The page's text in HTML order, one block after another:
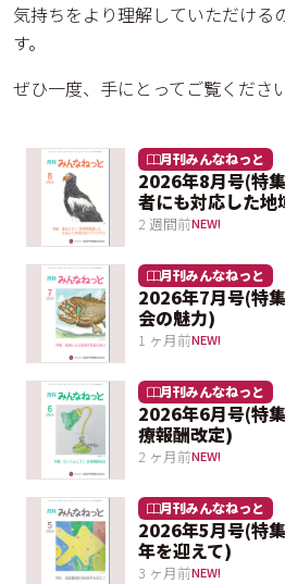
気持ちをより理解していただける
す。
ぜひ一度、手にとってご覧ください
月刊みんなねっと
2026年8月号(特
者にも対応した地
2 週間前NEW!
月刊みんなねっと
2026年7月号(特
会の魅力)
1 ヶ月前NEW!
月刊みんなねっと
2026年6月号(特
療報酬改定)
2 ヶ月前NEW!
月刊みんなねっと
2026年5月号(特
年を迎えて)
3 ヶ月前NEW!